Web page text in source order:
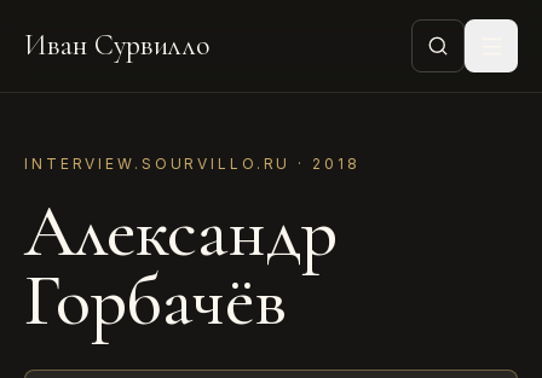
Иван Сурвилло
INTERVIEW.SOURVILLO.RU · 2018
Александр
Горбачёв